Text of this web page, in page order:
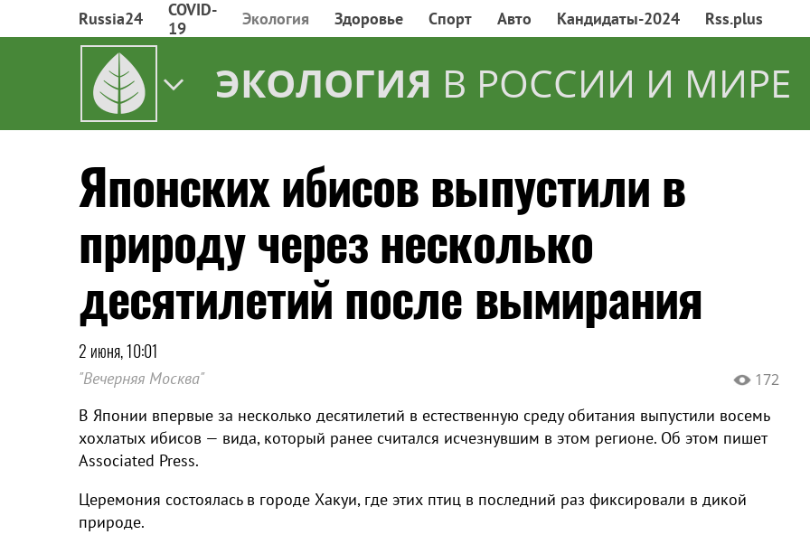
Russia24
COVID-
19
Экология Здоровье Спорт Авто Кандидаты-2024 Rss.plus
ЭКОЛОГИЯ В РОССИИ И МИРЕ
Японских ибисов выпустили в
природу через несколько
десятилетий после вымирания
2 июня, 10:01
"Вечерняя Москва" 172
В Японии впервые за несколько десятилетий в естественную среду обитания выпустили восемь
хохлатых ибисов — вида, который ранее считался исчезнувшим в этом регионе. Об этом пишет
Associated Press.
Церемония состоялась в городе Хакуи, где этих птиц в последний раз фиксировали в дикой
природе.